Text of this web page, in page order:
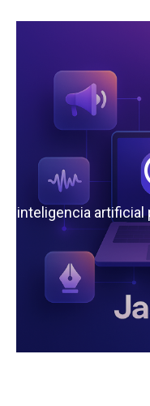
la inteligencia